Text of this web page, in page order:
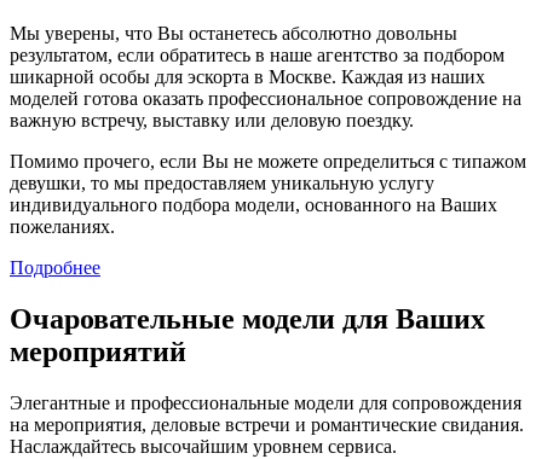
Мы уверены, что Вы останетесь абсолютно довольны
результатом, если обратитесь в наше агентство за подбором
шикарной особы для эскорта в Москве. Каждая из наших
моделей готова оказать профессиональное сопровождение на
важную встречу, выставку или деловую поездку.
Помимо прочего, если Вы не можете определиться с типажом
девушки, то мы предоставляем уникальную услугу
индивидуального подбора модели, основанного на Ваших
пожеланиях.
Подробнее
Очаровательные модели для Ваших
мероприятий
Элегантные и профессиональные модели для сопровождения
на мероприятия, деловые встречи и романтические свидания.
Наслаждайтесь высочайшим уровнем сервиса.